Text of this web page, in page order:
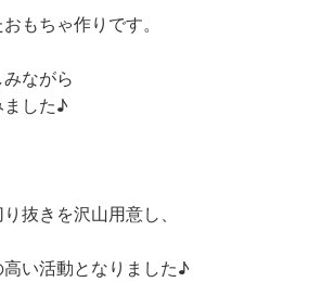
もちゃ作りです。
ながら
ました♪
抜きを沢山用意し、
い活動となりました♪